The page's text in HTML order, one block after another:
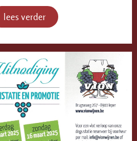
lees verder